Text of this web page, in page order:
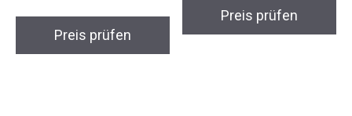
Preis prüfen
Preis prüfen